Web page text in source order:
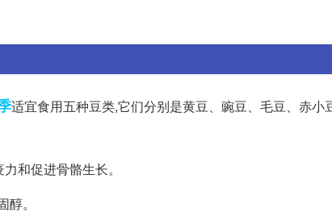
适宜食用五种豆类,它们分别是黄豆、豌豆、毛豆、赤小
和促进骨骼生长。
。